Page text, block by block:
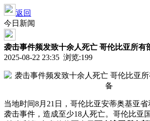
返回
今日新闻
袭击事件频发致十余人死亡 哥伦比亚所有
2025-08-22 23:35 浏览:199
当地时间8月21日，哥伦比亚安蒂奥基亚
袭击事件，造成至少18人死亡。哥伦比亚